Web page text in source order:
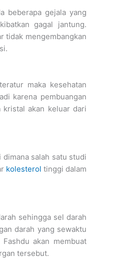
beberapa gejala yang
gagal jantung.
tidak mengembangkan
maka kesehatan
karena pembuangan
akan keluar dari
salah satu studi
kolesterol tinggi dalam
sehingga sel darah
darah yang sewaktu
akan membuat
tersebut.